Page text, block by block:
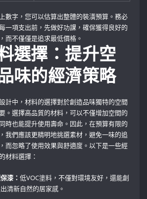
數字，您可以估算出整體的裝潢預算。務必
一項支出前，先做好功課，確保獲得良好的
而不僅僅是追求最低價格。
選擇：提升空
味的經濟策略
計中，材料的選擇對於創造品味獨特的空間
。選擇高品質的材料，可以不僅增加空間的
時也能提升使用壽命。因此，在預算有限的
我們應該更精明地挑選素材，避免一味的追
而忽略了使用效果與舒適度。以下是一些經
材料選擇：
漆：低VOC塗料，不僅對環境友好，還能創
清新自然的居家感。